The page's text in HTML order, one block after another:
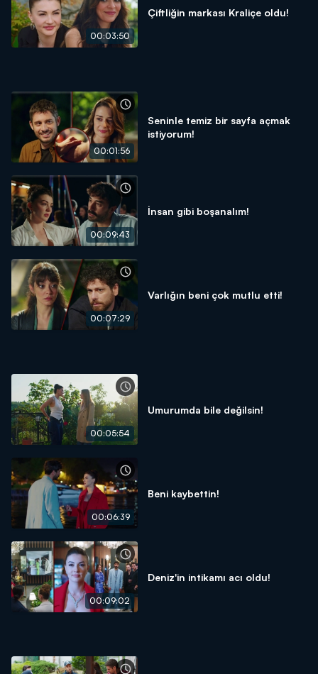
00:03:50
Çiftliğin markası Kraliçe oldu!
00:01:56
Seninle temiz bir sayfa açmak
istiyorum!
00:09:43
İnsan gibi boşanalım!
00:07:29
Varlığın beni çok mutlu etti!
00:05:54
Umurumda bile değilsin!
00:06:39
Beni kaybettin!
00:09:02
Deniz'in intikamı acı oldu!